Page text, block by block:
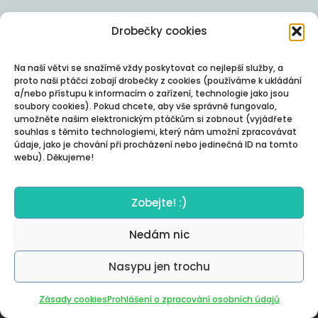
Drobečky cookies
Na naší větvi se snažímě vždy poskytovat co nejlepší služby, a
proto naši ptáčci zobají drobečky z cookies (používáme k ukládání
a/nebo přístupu k informacím o zařízení, technologie jako jsou
soubory cookies). Pokud chcete, aby vše správně fungovalo,
umožněte našim elektronickým ptáčkům si zobnout (vyjádřete
souhlas s těmito technologiemi, který nám umožní zpracovávat
údaje, jako je chování při procházení nebo jedinečná ID na tomto
webu). Děkujeme!
Zobejte! :)
Nedám nic
Nasypu jen trochu
Zásady cookiesProhlášení o zpracování osobních údajů
Autor:Posterity